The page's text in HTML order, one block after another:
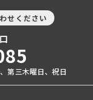
せください
第三木曜日、祝日